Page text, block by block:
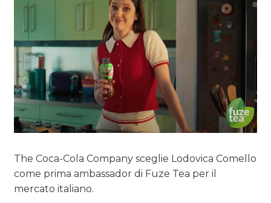
The Coca-Cola Company sceglie Lodovica Comello
come prima ambassador di Fuze Tea per il
mercato italiano.